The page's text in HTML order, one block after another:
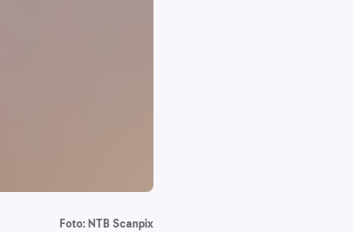
Foto: NTB Scanpix